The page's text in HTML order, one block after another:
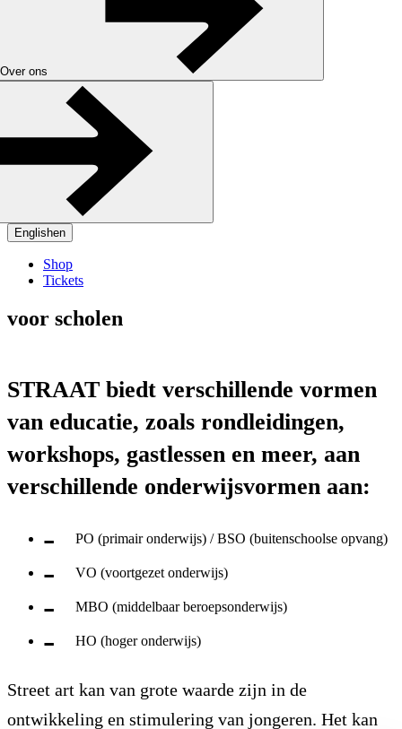
Over ons
Englishen
Shop
Tickets
voor scholen
STRAAT biedt verschillende vormen
van educatie, zoals rondleidingen,
workshops, gastlessen en meer, aan
verschillende onderwijsvormen aan:
PO (primair onderwijs) / BSO (buitenschoolse opvang)
VO (voortgezet onderwijs)
MBO (middelbaar beroepsonderwijs)
HO (hoger onderwijs)
Street art kan van grote waarde zijn in de
ontwikkeling en stimulering van jongeren. Het kan